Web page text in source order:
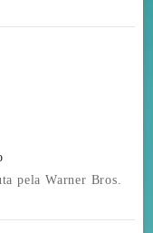
pela Warner Bros.